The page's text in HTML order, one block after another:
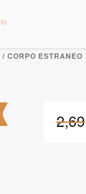
/ CORPO ESTRANEO
2,69